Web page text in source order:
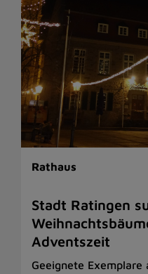
Rathaus
Stadt Ratingen
Adventszeit
Geeignete Exemplare